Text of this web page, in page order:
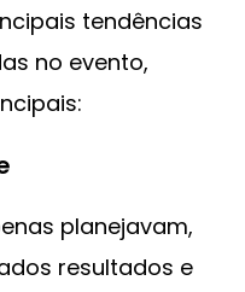
tendências
no evento,
planejavam,
resultados e